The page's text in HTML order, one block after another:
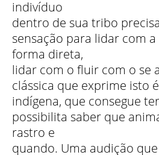
indivíduo
dentro de sua tribo
sensação para lidar com
forma direta,
lidar com o fluir com o se
clássica que exprime isto
indígena, que consegue
possibilita saber que
rastro e
quando. Uma audição